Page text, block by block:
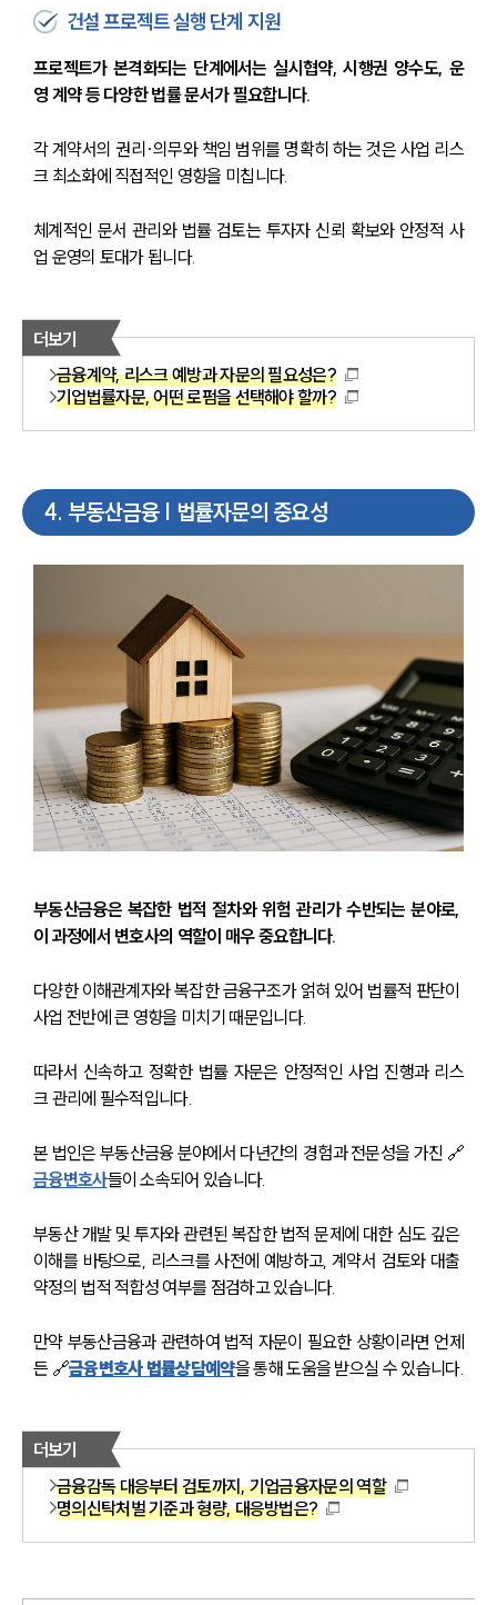
건설 프로젝트 실행 단계 지원
프로젝트가 본격화되는 단계에서는 실시협약, 시행권 양수도, 운
영 계약 등 다양한 법률 문서가 필요합니다.
각 계약서의 권리·의무와 책임 범위를 명확히 하는 것은 사업 리스
크 최소화에 직접적인 영향을 미칩니다.
체계적인 문서 관리와 법률 검토는 투자자 신뢰 확보와 안정적 사
업 운영의 토대가 됩니다.
더보기
금융계약, 리스크 예방과 자문의 필요성은?
기업법률자문, 어떤 로펌을 선택해야 할까?
4. 부동산금융 | 법률자문의 중요성
부동산금융은 복잡한 법적 절차와 위험 관리가 수반되는 분야로,
이 과정에서 변호사의 역할이 매우 중요합니다.
다양한 이해관계자와 복잡한 금융구조가 얽혀 있어 법률적 판단이
사업 전반에 큰 영향을 미치기 때문입니다.
따라서 신속하고 정확한 법률 자문은 안정적인 사업 진행과 리스
크 관리에 필수적입니다.
본 법인은 부동산금융 분야에서 다년간의 경험과 전문성을 가진 🔗
금융변호사들이 소속되어 있습니다.
부동산 개발 및 투자와 관련된 복잡한 법적 문제에 대한 심도 깊은
이해를 바탕으로, 리스크를 사전에 예방하고, 계약서 검토와 대출
약정의 법적 적합성 여부를 점검하고 있습니다.
만약 부동산금융과 관련하여 법적 자문이 필요한 상황이라면 언제
든 🔗금융변호사 법률상담예약을 통해 도움을 받으실 수 있습니다.
더보기
금융감독 대응부터 검토까지, 기업금융자문의 역할
명의신탁처벌 기준과 형량, 대응방법은?